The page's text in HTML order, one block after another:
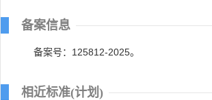
备案信息
备案号：125812-2025。
相近标准(计划)